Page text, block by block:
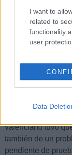
I want to
related to
functionality
user
Data
A falta de pruebas,
rotura muscular
Carlos Corberán
Saravia, quien
valenciano tuvo
también de un
pendiente de